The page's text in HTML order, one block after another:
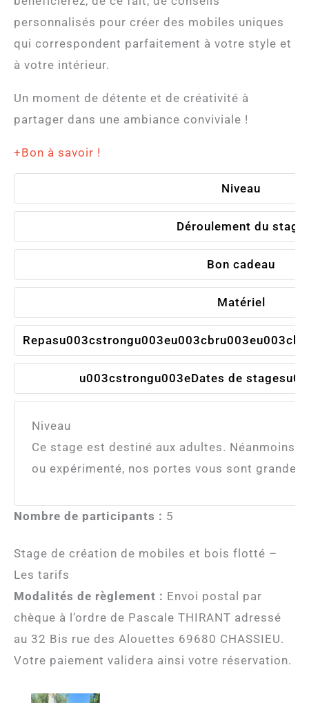
personnalisés pour créer des mobiles uniques
qui correspondent parfaitement à votre style et
à votre intérieur.
Un moment de détente et de créativité à
partager dans une ambiance conviviale !
+Bon à savoir !
Niveau
Déroulement du stage
Bon cadeau
Matériel
u003cstrongu003eDates de
Niveau
Ce stage est destiné aux adultes. Néanmoins,
ou expérimenté, nos portes vous sont grandes
Nombre de participants : 5
Stage de création de mobiles et bois flotté –
Les tarifs
Modalités de règlement : Envoi postal par
chèque à l’ordre de Pascale THIRANT adressé
au 32 Bis rue des Alouettes 69680 CHASSIEU.
Votre paiement validera ainsi votre réservation.